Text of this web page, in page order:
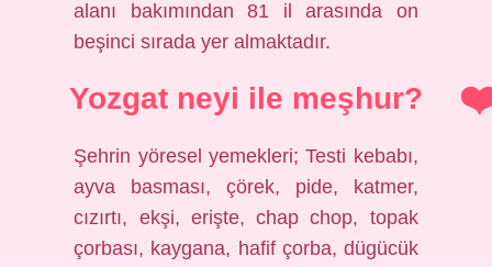
alanı bakımından 81 il arasında on
beşinci sırada yer almaktadır.
Yozgat neyi ile meşhur?
Şehrin yöresel yemekleri; Testi kebabı,
ayva basması, çörek, pide, katmer,
cızırtı, ekşi, erişte, chap chop, topak
çorbası, kaygana, hafif çorba, dügücük